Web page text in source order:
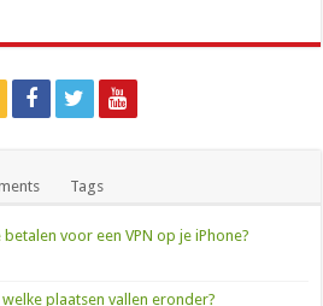
Tags
voor een VPN op je iPhone?
plaatsen vallen eronder?